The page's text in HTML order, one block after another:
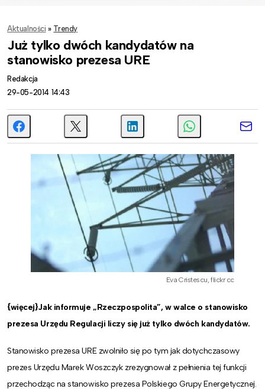
Aktualności » Trendy
Już tylko dwóch kandydatów na
stanowisko prezesa URE
Redakcja
29-05-2014 14:43
Eva Cristescu, flickr cc
{więcej}Jak informuje „Rzeczpospolita”, w walce o stanowisko
prezesa Urzędu Regulacji liczy się już tylko dwóch kandydatów.
Stanowisko prezesa URE zwolniło się po tym jak dotychczasowy
prezes Urzędu Marek Woszczyk zrezygnował z pełnienia tej funkcji
przechodząc na stanowisko prezesa Polskiego Grupy Energetycznej.